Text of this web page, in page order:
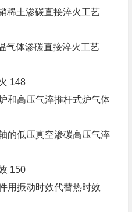
稀土渗碳直接淬火工艺
气体渗碳直接淬火工艺
148
和高压气淬推杆式炉气体
的低压真空渗碳高压气淬
150
用振动时效代替热时效